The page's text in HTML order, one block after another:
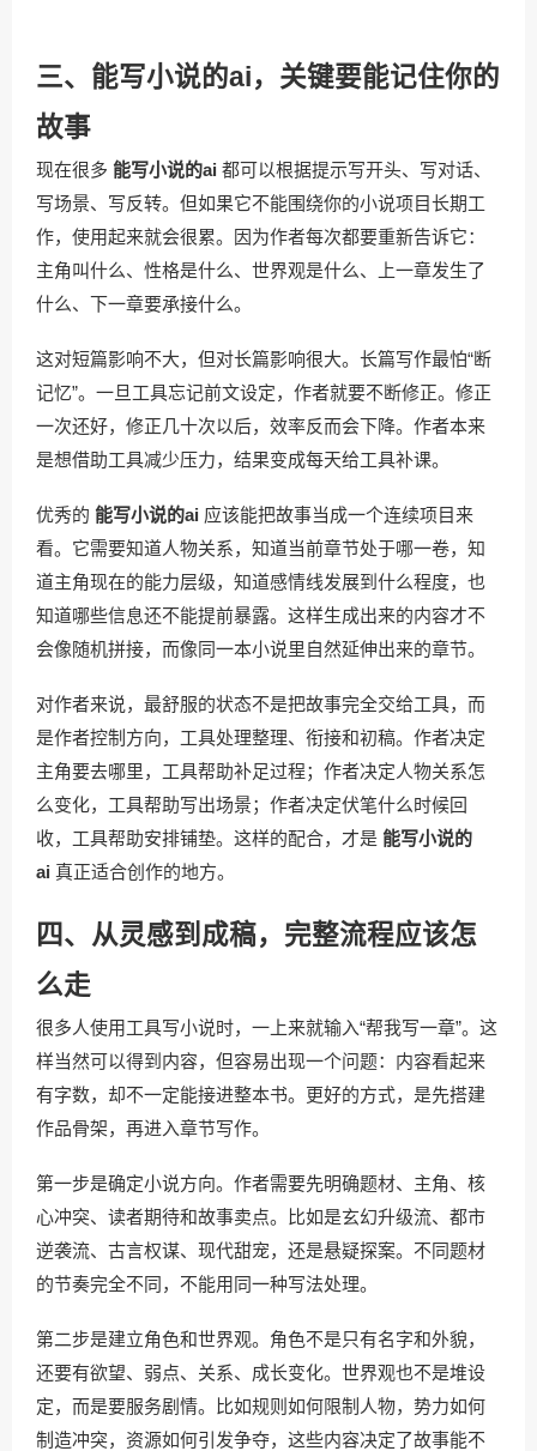
三、能写小说的ai，关键要能记住你的
故事
现在很多 能写小说的ai 都可以根据提示写开头、写对话、
写场景、写反转。但如果它不能围绕你的小说项目长期工
作，使用起来就会很累。因为作者每次都要重新告诉它：
主角叫什么、性格是什么、世界观是什么、上一章发生了
什么、下一章要承接什么。
这对短篇影响不大，但对长篇影响很大。长篇写作最怕“断
记忆”。一旦工具忘记前文设定，作者就要不断修正。修正
一次还好，修正几十次以后，效率反而会下降。作者本来
是想借助工具减少压力，结果变成每天给工具补课。
优秀的 能写小说的ai 应该能把故事当成一个连续项目来
看。它需要知道人物关系，知道当前章节处于哪一卷，知
道主角现在的能力层级，知道感情线发展到什么程度，也
知道哪些信息还不能提前暴露。这样生成出来的内容才不
会像随机拼接，而像同一本小说里自然延伸出来的章节。
对作者来说，最舒服的状态不是把故事完全交给工具，而
是作者控制方向，工具处理整理、衔接和初稿。作者决定
主角要去哪里，工具帮助补足过程；作者决定人物关系怎
么变化，工具帮助写出场景；作者决定伏笔什么时候回
收，工具帮助安排铺垫。这样的配合，才是 能写小说的
ai 真正适合创作的地方。
四、从灵感到成稿，完整流程应该怎
么走
很多人使用工具写小说时，一上来就输入“帮我写一章”。这
样当然可以得到内容，但容易出现一个问题：内容看起来
有字数，却不一定能接进整本书。更好的方式，是先搭建
作品骨架，再进入章节写作。
第一步是确定小说方向。作者需要先明确题材、主角、核
心冲突、读者期待和故事卖点。比如是玄幻升级流、都市
逆袭流、古言权谋、现代甜宠，还是悬疑探案。不同题材
的节奏完全不同，不能用同一种写法处理。
第二步是建立角色和世界观。角色不是只有名字和外貌，
还要有欲望、弱点、关系、成长变化。世界观也不是堆设
定，而是要服务剧情。比如规则如何限制人物，势力如何
制造冲突，资源如何引发争夺，这些内容决定了故事能不